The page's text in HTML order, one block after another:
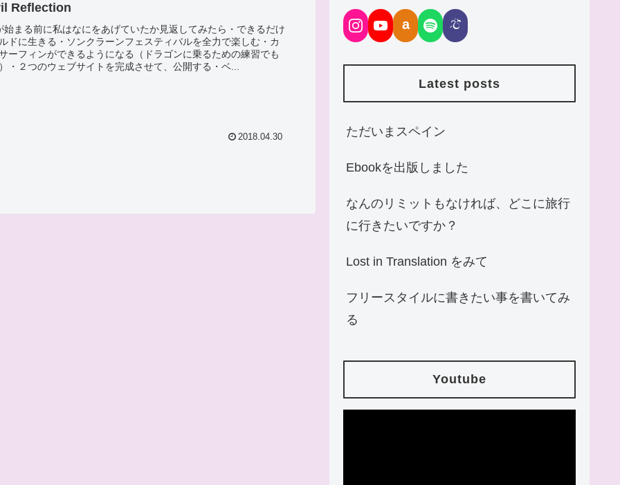
Reflection
始まる前に私はなにをあげていたか見返してみたら・できるだけ
ドに生きる・ソンクラーンフェスティバルを全力で楽しむ・カ
ーフィンができるようになる（ドラゴンに乗るための練習でも
・２つのウェブサイトを完成させて、公開する・ベ...
2018.04.30
a
Latest posts
ただいまスペイン
Ebookを出版しました
なんのリミットもなければ、どこに旅行
に行きたいですか？
Lost in Translation をみて
フリースタイルに書きたい事を書いてみ
る
Youtube